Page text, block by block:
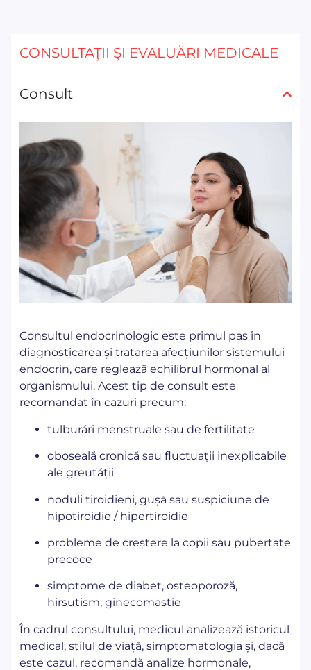
CONSULTAŢII ŞI EVALUĂRI MEDICALE
Consult
Consultul endocrinologic este primul pas în
diagnosticarea și tratarea afecțiunilor sistemului
endocrin, care reglează echilibrul hormonal al
organismului. Acest tip de consult este
recomandat în cazuri precum:
tulburări menstruale sau de fertilitate
oboseală cronică sau fluctuații inexplicabile
ale greutății
noduli tiroidieni, gușă sau suspiciune de
hipotiroidie / hipertiroidie
probleme de creștere la copii sau pubertate
precoce
simptome de diabet, osteoporoză,
hirsutism, ginecomastie
În cadrul consultului, medicul analizează istoricul
medical, stilul de viață, simptomatologia și, dacă
este cazul, recomandă analize hormonale,